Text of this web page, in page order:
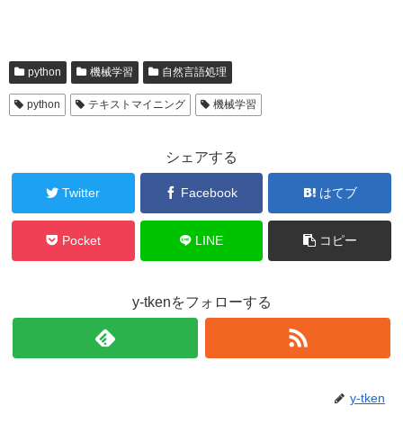
python 機械学習 自然言語処理
python テキストマイニング 機械学習
シェアする
Twitter Facebook はてブ
Pocket LINE コピー
y-tkenをフォローする
y-tken